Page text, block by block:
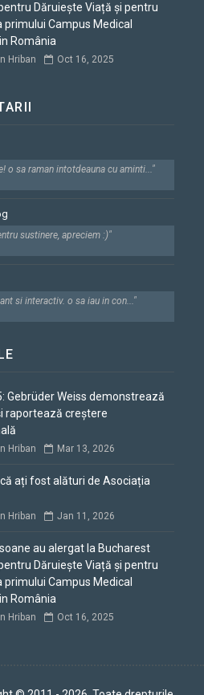
Dăruiește Viață și pentru
primului Campus Medical
România
Hriban Oct 16, 2025
o sa raman intotdeauna cu aminti..."
sustinere, apreciem :)"
si interactiv. o sa iau in con..."
Gebrüder Weiss demonstrează
raportează creștere
Hriban Mar 13, 2026
ați fost alături de Asociația
Hriban Jan 11, 2026
au alergat la Bucharest
Dăruiește Viață și pentru
primului Campus Medical
România
Hriban Oct 16, 2025